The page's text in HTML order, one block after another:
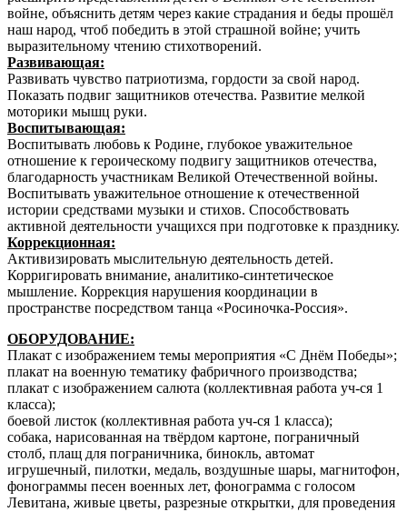
войне, объяснить детям через какие страдания и беды прошёл
наш народ, чтоб победить в этой страшной войне; учить
выразительному чтению стихотворений.
Развивающая:
Развивать чувство патриотизма, гордости за свой народ.
Показать подвиг защитников отечества. Развитие мелкой
моторики мышц руки.
Воспитывающая:
Воспитывать любовь к Родине, глубокое уважительное
отношение к героическому подвигу защитников отечества,
благодарность участникам Великой Отечественной войны.
Воспитывать уважительное отношение к отечественной
истории средствами музыки и стихов. Способствовать
активной деятельности учащихся при подготовке к празднику.
Коррекционная:
Активизировать мыслительную деятельность детей.
Корригировать внимание, аналитико-синтетическое
мышление. Коррекция нарушения координации в
пространстве посредством танца «Росиночка-Россия».
ОБОРУДОВАНИЕ:
Плакат с изображением темы мероприятия «С Днём Победы»;
плакат на военную тематику фабричного производства;
плакат с изображением салюта (коллективная работа уч-ся 1
класса);
боевой листок (коллективная работа уч-ся 1 класса);
собака, нарисованная на твёрдом картоне, пограничный
столб, плащ для пограничника, бинокль, автомат
игрушечный, пилотки, медаль, воздушные шары, магнитофон,
фонограммы песен военных лет, фонограмма с голосом
Левитана, живые цветы, разрезные открытки, для проведения